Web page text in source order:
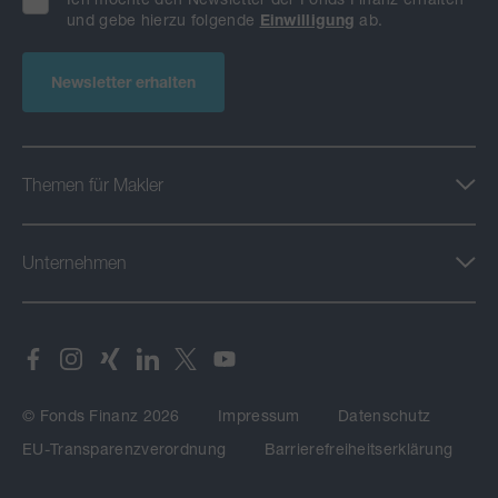
Themen für Makler
Unternehmen
und gebe hierzu folgende Einwilligung ab.
Newsletter erhalten
© Fonds Finanz 2026 Impressum
Datenschutz
EU-Transparenzverordnung
Barrierefreiheitserklärung